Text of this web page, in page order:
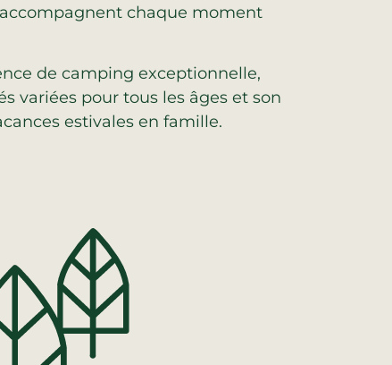
chaque moment
de camping exceptionnelle,
variées pour tous les âges et son
estivales en famille.